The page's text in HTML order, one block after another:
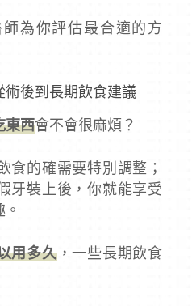
為你評估最合適的方
後到長期飲食建議
東西會不會很麻煩？
食的確需要特別調整；
牙裝上後，你就能享受
用多久，一些長期飲食